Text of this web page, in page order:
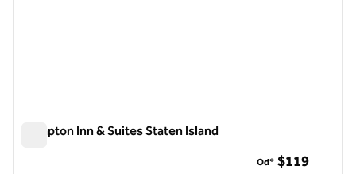
Hampton Inn & Suites Staten Island
Od* $119